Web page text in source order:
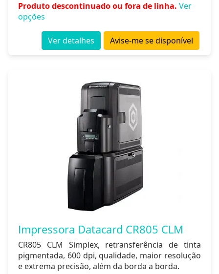
Produto descontinuado ou fora de linha. Ver
opções
Avise-me se disponível
Ver detalhes
Impressora Datacard CR805 CLM
CR805 CLM Simplex, retransferência de tinta
pigmentada, 600 dpi, qualidade, maior resolução
e extrema precisão, além da borda a borda.